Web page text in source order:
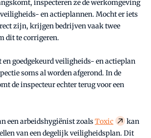
inspecteren ze de werkomgeving
veiligheids- en actieplannen. Mocht er iets
zijn, krijgen bedrijven vaak twee
dit te corrigeren.
en goedgekeurd veiligheids- en actieplan
soms al worden afgerond. In de
de inspecteur echter terug voor een
een arbeidshygiënist zoalsToxic
kan
van een degelijk veiligheidsplan. Dit